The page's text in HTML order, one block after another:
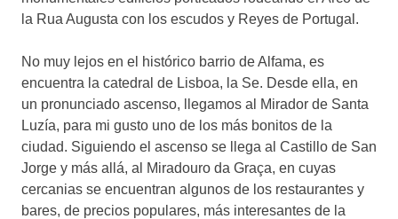
la Rua Augusta con los escudos y Reyes de Portugal.
No muy lejos en el histórico barrio de Alfama, es
encuentra la catedral de Lisboa, la Se. Desde ella, en
un pronunciado ascenso, llegamos al Mirador de Santa
Luzía, para mi gusto uno de los más bonitos de la
ciudad. Siguiendo el ascenso se llega al Castillo de San
Jorge y más allá, al Miradouro da Graça, en cuyas
cercanias se encuentran algunos de los restaurantes y
bares, de precios populares, más interesantes de la